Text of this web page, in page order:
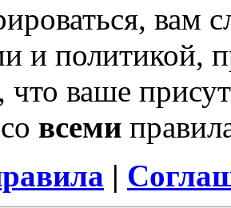
вам
и политикой,
ваше
всеми
|